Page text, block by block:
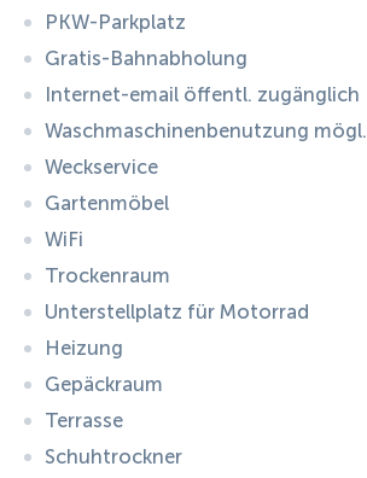
PKW-Parkplatz
Gratis-Bahnabholung
Internet-email öffentl. zugänglich
Waschmaschinenbenutzung mögl.
Weckservice
Gartenmöbel
WiFi
Trockenraum
Unterstellplatz für Motorrad
Heizung
Gepäckraum
Terrasse
Schuhtrockner